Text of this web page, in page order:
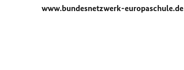
www.bundesnetzwerk-europaschule.de